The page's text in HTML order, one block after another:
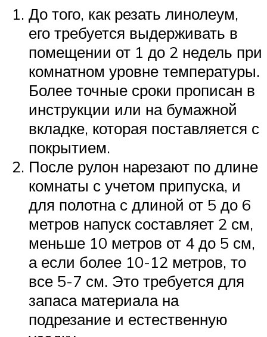
До того, как резать линолеум,
его требуется выдерживать в
помещении от 1 до 2 недель при
комнатном уровне температуры.
Более точные сроки прописан в
инструкции или на бумажной
вкладке, которая поставляется с
покрытием.
После рулон нарезают по длине
комнаты с учетом припуска, и
для полотна с длиной от 5 до 6
метров напуск составляет 2 см,
меньше 10 метров от 4 до 5 см,
а если более 10-12 метров, то
все 5-7 см. Это требуется для
запаса материала на
подрезание и естественную